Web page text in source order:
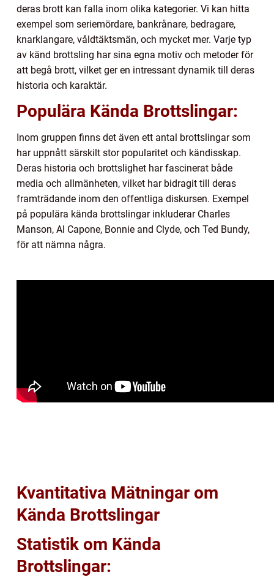
deras brott kan falla inom olika kategorier. Vi kan hitta
exempel som seriemördare, bankrånare, bedragare,
knarklangare, våldtäktsmän, och mycket mer. Varje typ
av känd brottsling har sina egna motiv och metoder för
att begå brott, vilket ger en intressant dynamik till deras
historia och karaktär.
Populära Kända Brottslingar:
Inom gruppen finns det även ett antal brottslingar som
har uppnått särskilt stor popularitet och kändisskap.
Deras historia och brottslighet har fascinerat både
media och allmänheten, vilket har bidragit till deras
framträdande inom den offentliga diskursen. Exempel
på populära kända brottslingar inkluderar Charles
Manson, Al Capone, Bonnie and Clyde, och Ted Bundy,
för att nämna några.
Kvantitativa Mätningar om
Kända Brottslingar
Statistik om Kända
Brottslingar: